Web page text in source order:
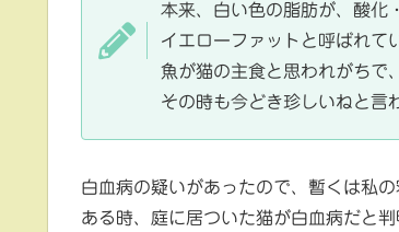
本来、白い色の脂肪が、酸化
イエローファットと呼ばれて
魚が猫の主食と思われがちで
その時も今どき珍しいねと言
白血病の疑いがあったので、暫くは私の
ある時、庭に居ついた猫が白血病だと